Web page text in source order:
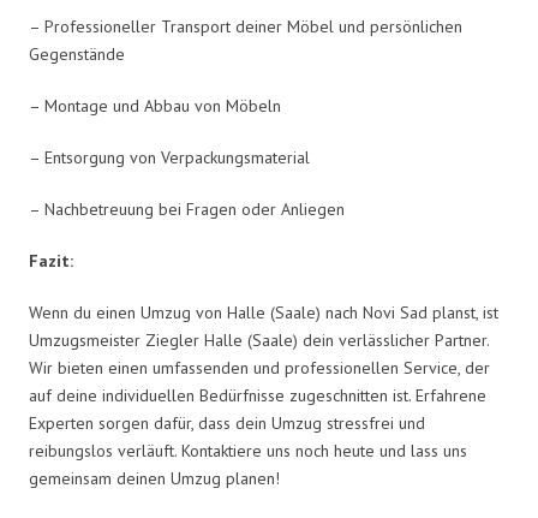
– Professioneller Transport deiner Möbel und persönlichen
Gegenstände
– Montage und Abbau von Möbeln
– Entsorgung von Verpackungsmaterial
– Nachbetreuung bei Fragen oder Anliegen
Fazit:
Wenn du einen Umzug von Halle (Saale) nach Novi Sad planst, ist
Umzugsmeister Ziegler Halle (Saale) dein verlässlicher Partner.
Wir bieten einen umfassenden und professionellen Service, der
auf deine individuellen Bedürfnisse zugeschnitten ist. Erfahrene
Experten sorgen dafür, dass dein Umzug stressfrei und
reibungslos verläuft. Kontaktiere uns noch heute und lass uns
gemeinsam deinen Umzug planen!